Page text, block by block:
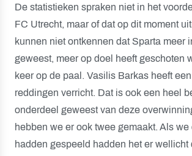
De statistieken spraken niet in het
FC Utrecht, maar of dat op dit moment
kunnen niet ontkennen dat Sparta meer
geweest, meer op doel heeft geschoten
keer op de paal. Vasilis Barkas heeft
reddingen verricht. Dat is ook een heel
onderdeel geweest van deze
hebben we er ook twee gemaakt. Als we
hadden gespeeld hadden het er wellicht